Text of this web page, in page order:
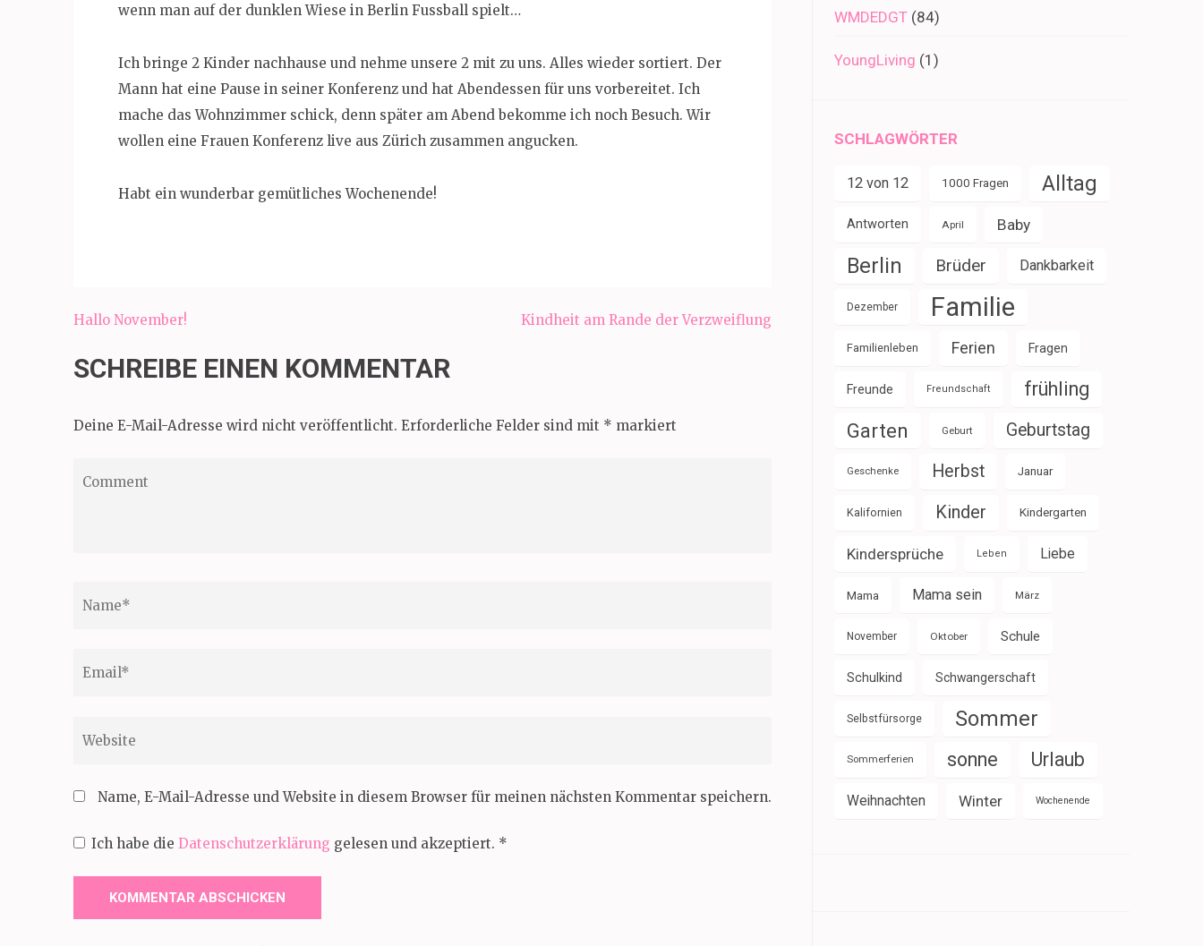
wenn man auf der dunklen Wiese in Berlin Fussball spielt…
Ich bringe 2 Kinder nachhause und nehme unsere 2 mit zu uns. Alles wieder sortiert. Der
Mann hat eine Pause in seiner Konferenz und hat Abendessen für uns vorbereitet. Ich
mache das Wohnzimmer schick, denn später am Abend bekomme ich noch Besuch. Wir
wollen eine Frauen Konferenz live aus Zürich zusammen angucken.
Habt ein wunderbar gemütliches Wochenende!
Beitragsnavigation
Hallo November! Kindheit am Rande der Verzweiflung
SCHREIBE EINEN KOMMENTAR
Deine E-Mail-Adresse wird nicht veröffentlicht. Erforderliche Felder sind mit * markiert
Name, E-Mail-Adresse und Website in diesem Browser für meinen nächsten Kommentar speichern.
Ich habe die Datenschutzerklärung gelesen und akzeptiert. *
WMDEDGT (84)
YoungLiving (1)
SCHLAGWÖRTER
12 von 12 1000 Fragen Alltag
Antworten April Baby
Berlin Brüder Dankbarkeit
Dezember Familie
Familienleben Ferien Fragen
Freunde Freundschaft frühling
Garten Geburt Geburtstag
Geschenke Herbst Januar
Kalifornien Kinder Kindergarten
Kindersprüche Leben Liebe
Mama Mama sein März
November Oktober Schule
Schulkind Schwangerschaft
Selbstfürsorge Sommer
Sommerferien sonne Urlaub
Weihnachten Winter Wochenende